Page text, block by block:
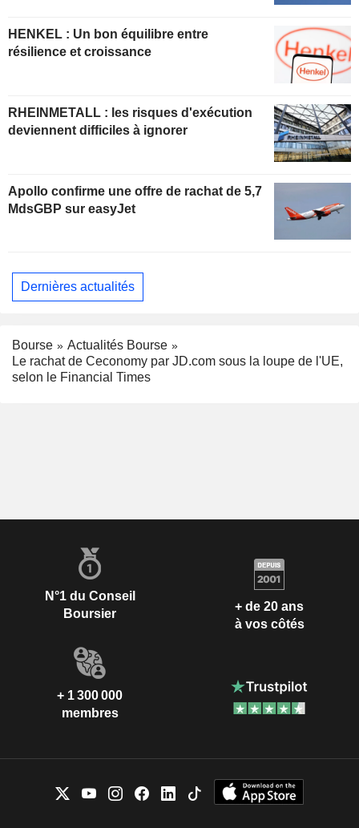
HENKEL : Un bon équilibre entre
résilience et croissance
RHEINMETALL : les risques d'exécution
deviennent difficiles à ignorer
Apollo confirme une offre de rachat de 5,7
MdsGBP sur easyJet
Dernières actualités
Bourse
Actualités Bourse
Le rachat de Ceconomy par JD.com sous la loupe de l'UE,
selon le Financial Times
N°1 du Conseil
Boursier
+ de 20 ans
à vos côtés
+ 1 300 000
membres